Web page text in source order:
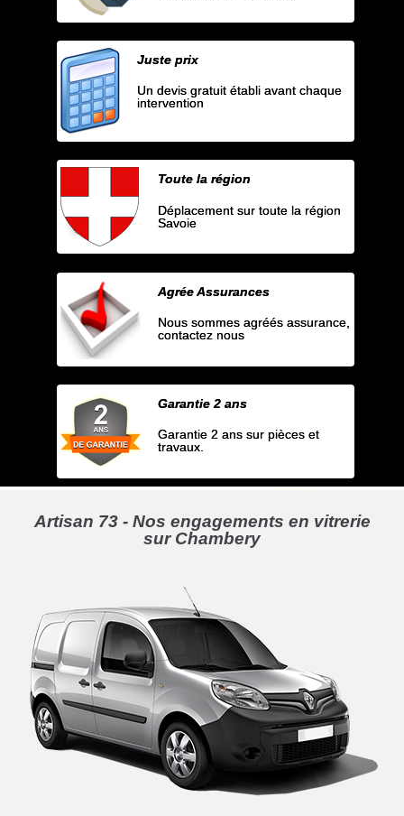
Juste prix
Un devis gratuit établi avant chaque
intervention
Toute la région
Déplacement sur toute la région
Savoie
Agrée Assurances
Nous sommes agréés assurance,
contactez nous
Garantie 2 ans
Garantie 2 ans sur pièces et
travaux.
Artisan 73 - Nos engagements en vitrerie
sur Chambery